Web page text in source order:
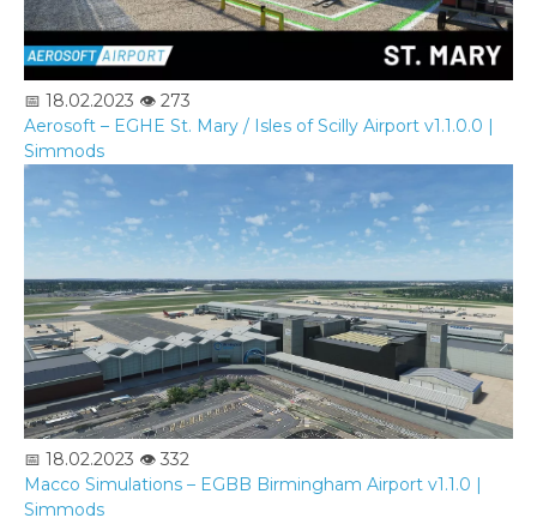
📅 18.02.2023 👁️ 273
Aerosoft – EGHE St. Mary / Isles of Scilly Airport v1.1.0.0 |
Simmods
📅 18.02.2023 👁️ 332
Macco Simulations – EGBB Birmingham Airport v1.1.0 |
Simmods